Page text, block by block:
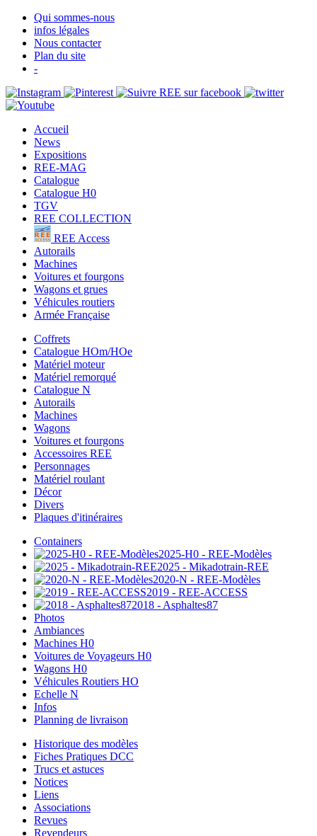
Qui sommes-nous
infos légales
Nous contacter
Plan du site
-
Accueil
News
Expositions
REE-MAG
Catalogue
Catalogue H0
TGV
REE COLLECTION
REE Access
Autorails
Machines
Voitures et fourgons
Wagons et grues
Véhicules routiers
Armée Française
Coffrets
Catalogue HOm/HOe
Matériel moteur
Matériel remorqué
Catalogue N
Autorails
Machines
Wagons
Voitures et fourgons
Accessoires REE
Personnages
Matériel roulant
Décor
Divers
Plaques d'itinéraires
Containers
2025-H0 - REE-Modèles
2025 - Mikadotrain-REE
2020-N - REE-Modèles
2019 - REE-ACCESS
2018 - Asphaltes87
Photos
Ambiances
Machines H0
Voitures de Voyageurs H0
Wagons H0
Véhicules Routiers HO
Echelle N
Infos
Planning de livraison
Historique des modèles
Fiches Pratiques DCC
Trucs et astuces
Notices
Liens
Associations
Revues
Revendeurs